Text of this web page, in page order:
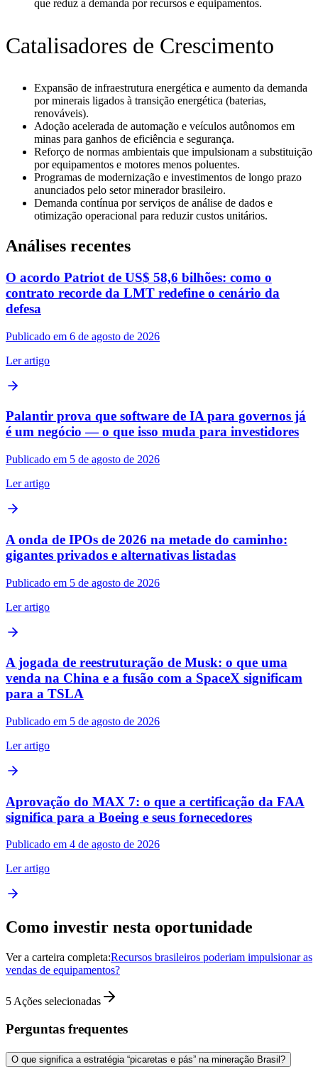
que reduz a demanda por recursos e equipamentos.
Catalisadores de Crescimento
Expansão de infraestrutura energética e aumento da demanda
por minerais ligados à transição energética (baterias,
renováveis).
Adoção acelerada de automação e veículos autônomos em
minas para ganhos de eficiência e segurança.
Reforço de normas ambientais que impulsionam a substituição
por equipamentos e motores menos poluentes.
Programas de modernização e investimentos de longo prazo
anunciados pelo setor minerador brasileiro.
Demanda contínua por serviços de análise de dados e
otimização operacional para reduzir custos unitários.
Análises recentes
O acordo Patriot de US$ 58,6 bilhões: como o
contrato recorde da LMT redefine o cenário da
defesa
Publicado em 6 de agosto de 2026
Ler artigo
Palantir prova que software de IA para governos já
é um negócio — o que isso muda para investidores
Publicado em 5 de agosto de 2026
Ler artigo
A onda de IPOs de 2026 na metade do caminho:
gigantes privados e alternativas listadas
Publicado em 5 de agosto de 2026
Ler artigo
A jogada de reestruturação de Musk: o que uma
venda na China e a fusão com a SpaceX significam
para a TSLA
Publicado em 5 de agosto de 2026
Ler artigo
Aprovação do MAX 7: o que a certificação da FAA
significa para a Boeing e seus fornecedores
Publicado em 4 de agosto de 2026
Ler artigo
Como investir nesta oportunidade
Ver a carteira completa:Recursos brasileiros poderiam impulsionar as
vendas de equipamentos?
5 Ações selecionadas
Perguntas frequentes
O que significa a estratégia “picaretas e pás” na mineração Brasil?